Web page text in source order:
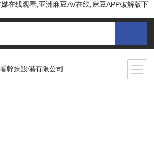
在线观看,亚洲麻豆AV在线,麻豆APP破解版下